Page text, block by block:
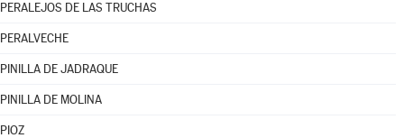
PERALEJOS DE LAS TRUCHAS
PERALVECHE
PINILLA DE JADRAQUE
PINILLA DE MOLINA
PIOZ